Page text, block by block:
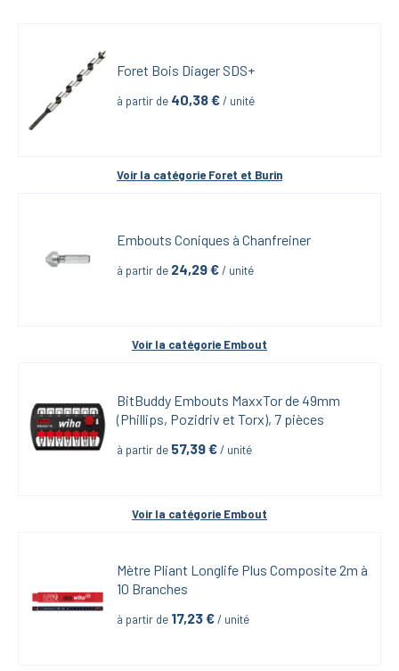
Foret Bois Diager SDS+
à partir de 40,38 € / unité
Voir la catégorie Foret et Burin
Embouts Coniques à Chanfreiner
à partir de 24,29 € / unité
Voir la catégorie Embout
BitBuddy Embouts MaxxTor de 49mm
(Phillips, Pozidriv et Torx), 7 pièces
à partir de 57,39 € / unité
Voir la catégorie Embout
Mètre Pliant Longlife Plus Composite 2m à
10 Branches
à partir de 17,23 € / unité